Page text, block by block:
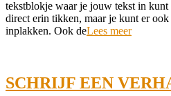
27
tekstblokje waar je jouw tekst in
direct erin tikken, maar je kunt er
inplakken. Ook deLees meer
SCHRIJF EEN